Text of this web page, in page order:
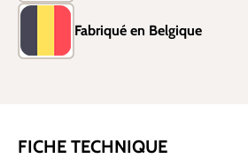
Fabriqué en Belgique
FICHE TECHNIQUE